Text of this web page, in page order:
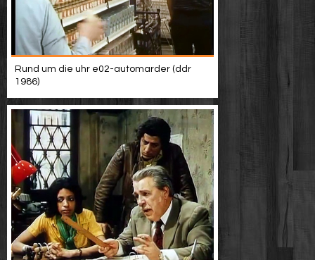
Rund um die uhr e02-automarder (ddr
1986)